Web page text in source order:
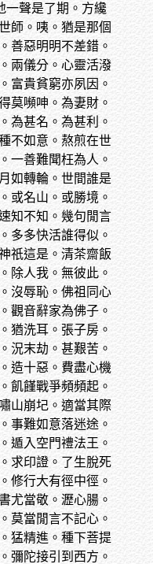
一聲是了期。方纔
師。咦。猶是那個
善惡明明不差錯。
兩儀分。心靈活潑
富貴貧窮亦夙因。
莫嚬呻。為妻財。
為甚名。為甚利。
不如意。熬煎在世
一善難聞枉為人。
如轉輪。世間誰是
或名山。或勝境。
知不知。幾句閒言
多多快活誰得似。
祇這是。清茶齋飯
除人我。無彼此。
沒辱恥。佛祖同心
觀音辭家為佛子。
猶洗耳。張子房。
況末劫。甚艱苦。
造十惡。費盡心機
飢饉戰爭頻頻起。
山崩圮。適當其際
事難如意落迷途。
遁入空門禮法王。
求印證。了生脫死
修行大有徑中徑。
尤當敬。瀝心腸。
莫當閒言不記心。
猛精進。種下菩提
彌陀接引到西方。